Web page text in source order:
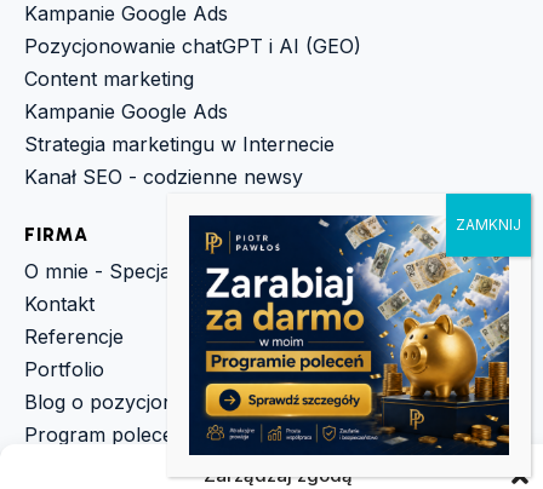
Zarządzaj zgodą
Kampanie Google Ads
Pozycjonowanie chatGPT i AI (GEO)
Content marketing
Kampanie Google Ads
Strategia marketingu w Internecie
Kanał SEO - codzienne newsy
FIRMA
O mnie - Specjalista - Ekspert SEO
Kontakt
Referencje
Portfolio
Blog o pozycjonowaniu
Program poleceń